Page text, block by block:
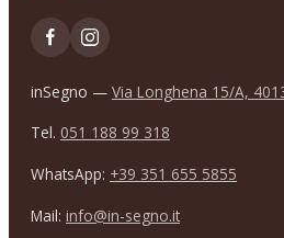
inSegno — Via Longhena 15/A,
Tel. 051 188 99 318
WhatsApp: +39 351 655 5855
Mail: info@in-segno.it